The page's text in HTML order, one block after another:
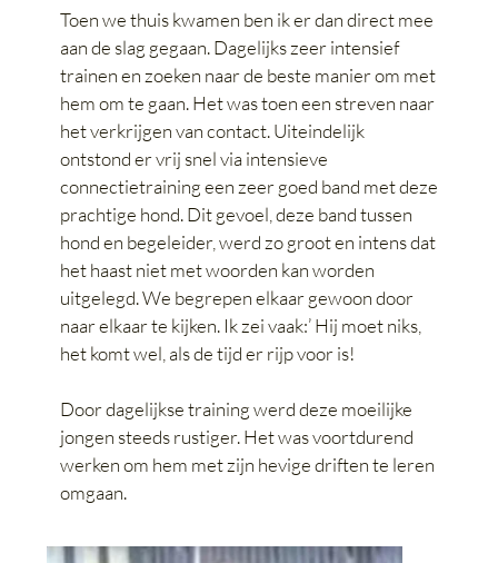
Toen we thuis kwamen ben ik er dan direct mee
aan de slag gegaan. Dagelijks zeer intensief
trainen en zoeken naar de beste manier om met
hem om te gaan. Het was toen een streven naar
het verkrijgen van contact. Uiteindelijk
ontstond er vrij snel via intensieve
connectietraining een zeer goed band met deze
prachtige hond. Dit gevoel, deze band tussen
hond en begeleider, werd zo groot en intens dat
het haast niet met woorden kan worden
uitgelegd. We begrepen elkaar gewoon door
naar elkaar te kijken. Ik zei vaak:’ Hij moet niks,
het komt wel, als de tijd er rijp voor is!
Door dagelijkse training werd deze moeilijke
jongen steeds rustiger. Het was voortdurend
werken om hem met zijn hevige driften te leren
omgaan.